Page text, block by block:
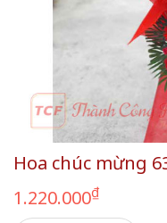
Hoa chúc mừng
1.220.000₫